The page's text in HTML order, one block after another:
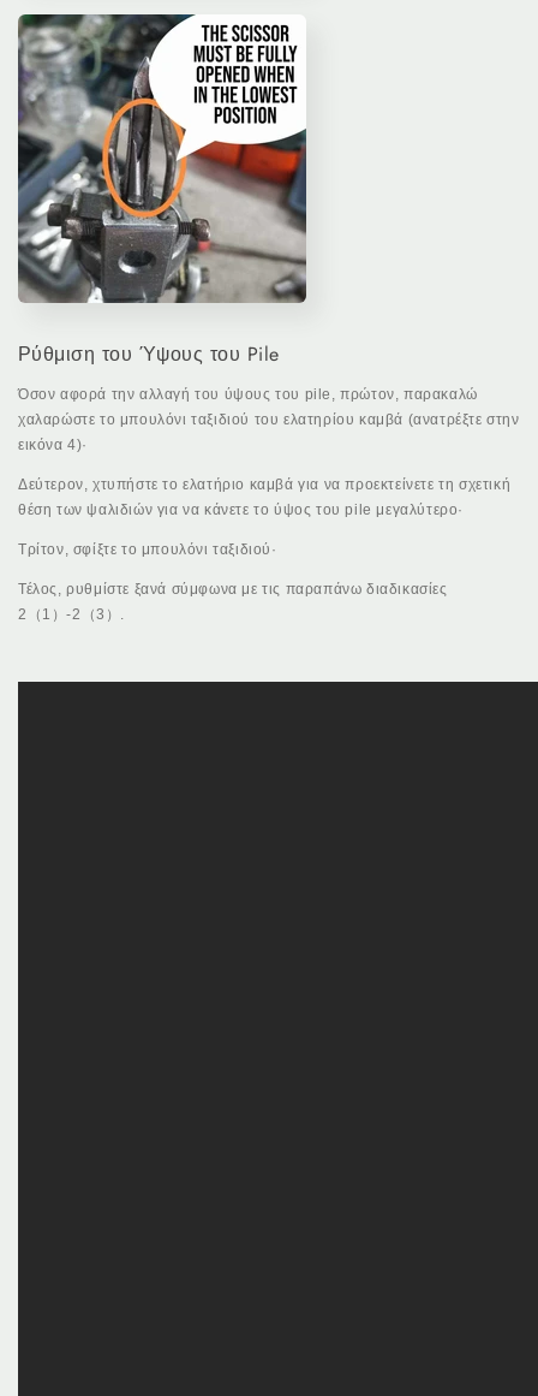
Ρύθμιση του Ύψους του Pile
Όσον αφορά την αλλαγή του ύψους του pile, πρώτον, παρακαλώ
χαλαρώστε το μπουλόνι ταξιδιού του ελατηρίου καμβά (ανατρέξτε στην
εικόνα 4)·
Δεύτερον, χτυπήστε το ελατήριο καμβά για να προεκτείνετε τη σχετική
θέση των ψαλιδιών για να κάνετε το ύψος του pile μεγαλύτερο·
Τρίτον, σφίξτε το μπουλόνι ταξιδιού·
Τέλος, ρυθμίστε ξανά σύμφωνα με τις παραπάνω διαδικασίες
2（1）-2（3）.